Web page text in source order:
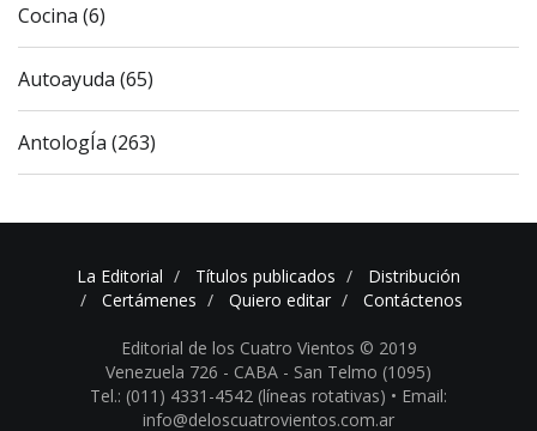
Cocina (6)
Autoayuda (65)
AntologÍa (263)
La Editorial Títulos publicados
Distribución
Certámenes
Quiero editar Contáctenos
Editorial de los Cuatro Vientos © 2019
Venezuela 726 - CABA - San Telmo (1095)
Tel.: (011) 4331-4542 (líneas rotativas) • Email:
info@deloscuatrovientos.com.ar